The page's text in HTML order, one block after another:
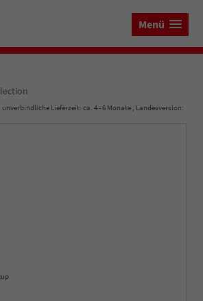
Menü
, unverbindliche Lieferzeit: ca. 4 - 6 Monate , Landesversion: